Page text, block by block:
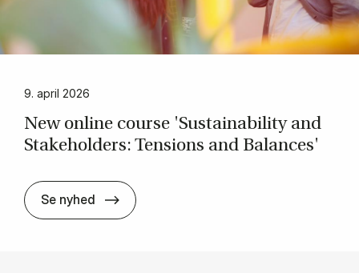
9. april 2026
New on­li­ne cour­se 'Sustai­na­bi­li­ty and
Sta­ke­hol­ders: Ten­sions and Ba­lan­ces'
Se nyhed New on­li­ne cour­se 'Sustai­na­bi­li­ty and